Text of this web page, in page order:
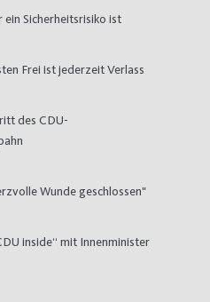
ein Sicherheitsrisiko ist
Frei ist jederzeit Verlass
des CDU-
Wunde geschlossen"
inside“ mit Innenminister